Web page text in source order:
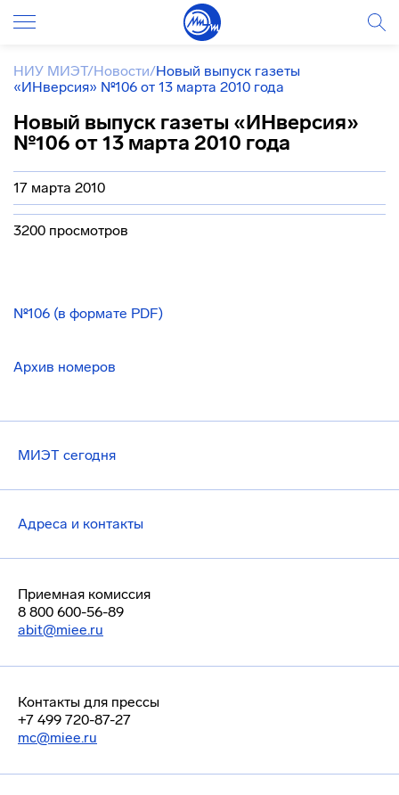
НИУ МИЭТ/Новости/Новый выпуск газеты
«ИНверсия» №106 от 13 марта 2010 года
Новый выпуск газеты «ИНверсия»
№106 от 13 марта 2010 года
17 марта 2010
3200 просмотров
№106 (в формате PDF)
Архив номеров
МИЭТ сегодня
Адреса и контакты
Приемная комиссия
8 800 600-56-89
abit@miee.ru
Контакты для прессы
+7 499 720-87-27
mc@miee.ru